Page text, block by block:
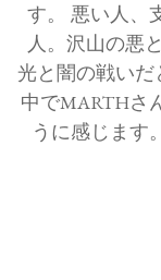
す。 悪い人、
人。沢山の悪
光と闇の戦いだ
中でMARTHさ
うに感じます